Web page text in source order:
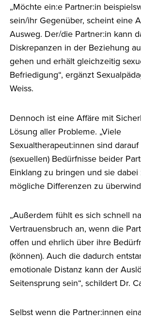
„Möchte ein:e Partner:in
sein/ihr Gegenüber, scheint eine
Ausweg. Der/die Partner:in kann
Diskrepanzen in der Beziehung
gehen und erhält gleichzeitig
Befriedigung“, ergänzt
Weiss.
Dennoch ist eine Affäre mit
Lösung aller Probleme. „Viele
Sexualtherapeut:innen sind
(sexuellen) Bedürfnisse beider
Einklang zu bringen und sie
mögliche Differenzen zu
„Außerdem fühlt es sich schnell
Vertrauensbruch an, wenn die
offen und ehrlich über ihre
(können). Auch die dadurch
emotionale Distanz kann der
Seitensprung sein“, schildert Dr.
Selbst wenn die Partner:innen